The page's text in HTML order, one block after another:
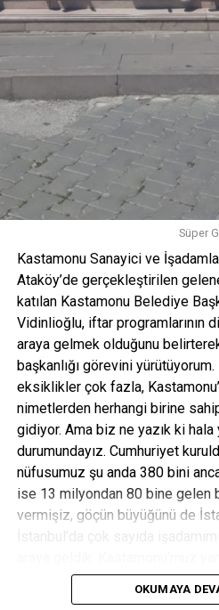
Süper
Kastamonu Sanayici ve
Ataköy’de gerçekleştirilen
katılan Kastamonu Belediye
Vidinlioğlu, iftar programlarının
araya gelmek olduğunu
başkanlığı görevini
eksiklikler çok fazla,
nimetlerden herhangi birine
gidiyor. Ama biz ne yazık ki
durumundayız. Cumhuriyet
nüfusumuz şu anda 380 bini
ise 13 milyondan 80 bine gelen
vermişiz, göçün büyüğünü de
yapabildiğimiz, 45 dakika sonra
yaylasıyla ve doğasıyla, Hz. Pir
OKUMAYA